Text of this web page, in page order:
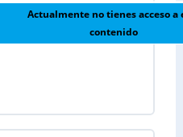
Actualmente no tienes acceso a
contenido